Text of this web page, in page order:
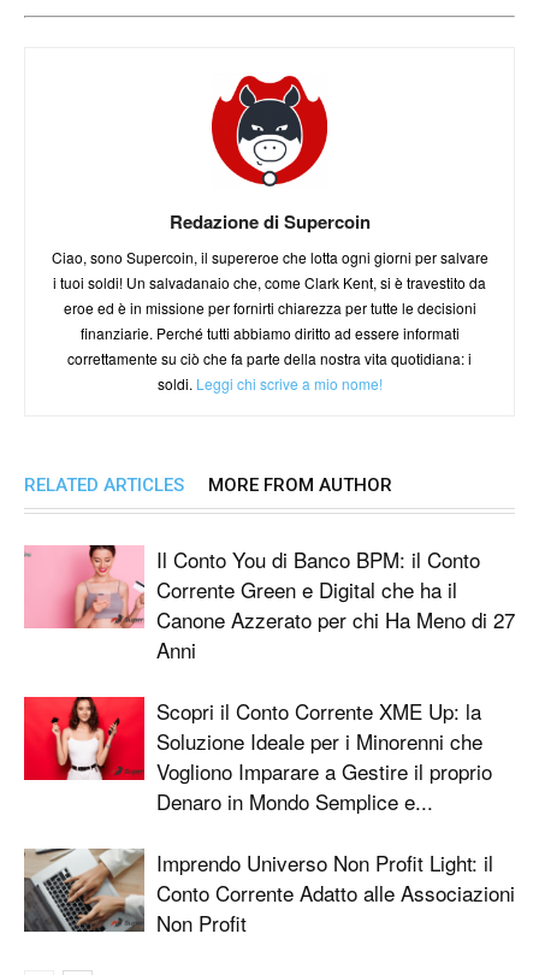
Redazione di Supercoin
Ciao, sono Supercoin, il supereroe che lotta ogni giorni per salvare
i tuoi soldi! Un salvadanaio che, come Clark Kent, si è travestito da
eroe ed è in missione per fornirti chiarezza per tutte le decisioni
finanziarie. Perché tutti abbiamo diritto ad essere informati
correttamente su ciò che fa parte della nostra vita quotidiana: i
soldi. Leggi chi scrive a mio nome!
RELATED ARTICLES MORE FROM AUTHOR
Il Conto You di Banco BPM: il Conto
Corrente Green e Digital che ha il
Canone Azzerato per chi Ha Meno di 27
Anni
Scopri il Conto Corrente XME Up: la
Soluzione Ideale per i Minorenni che
Vogliono Imparare a Gestire il proprio
Denaro in Mondo Semplice e...
Imprendo Universo Non Profit Light: il
Conto Corrente Adatto alle Associazioni
Non Profit